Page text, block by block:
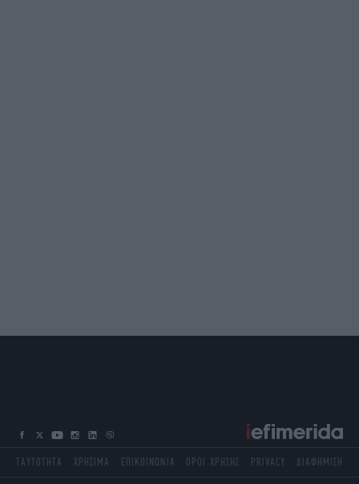
ΤΑΥΤΟΤΗΤΑ ΧΡΗΣΙΜΑ ΕΠΙΚΟΙΝΩΝΙΑ ΟΡΟΙ ΧΡΗΣΗΣ PRIVACY ΔΙΑΦΗΜΙΣΗ